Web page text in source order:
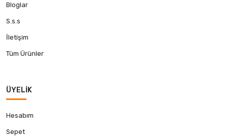
Bloglar
S.s.s
İletişim
Tüm Ürünler
ÜYELIK
Hesabım
Sepet